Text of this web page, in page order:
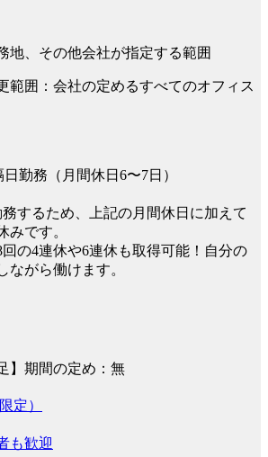
地、その他会社が指定する範囲
範囲：会社の定めるすべてのオフィス
勤務（月間休日6〜7日）
するため、上記の月間休日に加えて
みです。
の4連休や6連休も取得可能！自分の
ながら働けます。
】期間の定め：無
定）
も歓迎